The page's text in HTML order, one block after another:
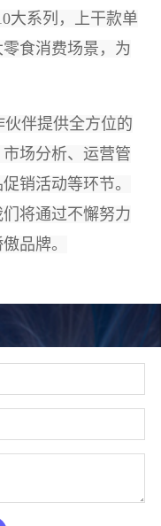
大系列，上干款单
食消费场景，为
伙伴提供全方位的
场分析、运营管
销活动等环节。
将通过不懈努力
品牌。